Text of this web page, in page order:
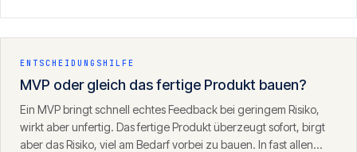
ENTSCHEIDUNGSHILFE
MVP oder gleich das fertige Produkt bauen?
Ein MVP bringt schnell echtes Feedback bei geringem Risiko,
wirkt aber unfertig. Das fertige Produkt überzeugt sofort, birgt
aber das Risiko, viel am Bedarf vorbei zu bauen. In fast allen